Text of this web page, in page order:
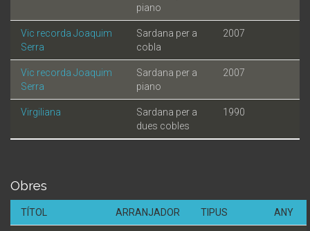
piano
Vic recorda Joaquim
Serra
Sardana per a
cobla
2007
Vic recorda Joaquim
Serra
Sardana per a
piano
2007
Virgiliana
Sardana per a
dues cobles
1990
Obres
TÍTOL ARRANJADOR TIPUS ANY